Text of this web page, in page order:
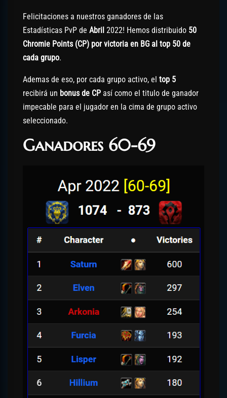
Felicitaciones a nuestros ganadores de las
Estadísticas PvP de Abril 2022! Hemos distribuido 50
Chromie Points (CP) por victoria en BG al top 50 de
cada grupo.
Ademas de eso, por cada grupo activo, el top 5
recibirá un bonus de CP así como el titulo de ganador
impecable para el jugador en la cima de grupo activo
seleccionado.
Ganadores 60-69